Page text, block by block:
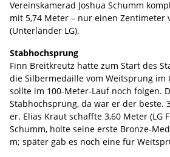
Vereinskamerad Joshua Schumm
mit 5,74 Meter – nur einen Zentimeter
(Unterländer LG).
Stabhochsprung
Finn Breitkreutz hatte zum Start des
die Silbermedaille vom Weitsprung im
sollte im 100-Meter-Lauf noch folgen.
Stabhochsprung, da war er der beste.
er. Elias Kraut schaffte 3,60 Meter (LG
Schumm, holte seine erste Bronze-
m; später gab es noch eine für